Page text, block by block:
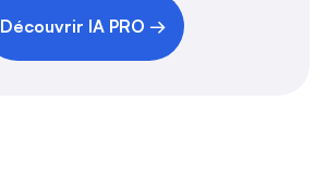
Découvrir IA PRO →